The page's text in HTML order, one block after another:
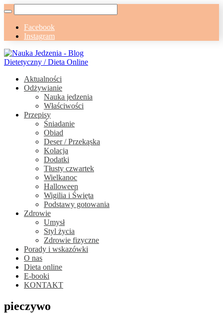
Facebook
Instagram
Aktualności
Odżywianie
Nauka jedzenia
Właściwości
Przepisy
Śniadanie
Obiad
Deser / Przekąska
Kolacja
Dodatki
Tłusty czwartek
Wielkanoc
Halloween
Wigilia i Święta
Podstawy gotowania
Zdrowie
Umysł
Styl życia
Zdrowie fizyczne
Porady i wskazówki
O nas
Dieta online
E-booki
KONTAKT
pieczywo